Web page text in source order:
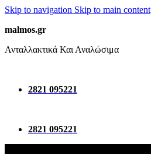
Skip to navigation Skip to main content
malmos.gr
Ανταλλακτικά Και Αναλώσιμα
2821 095221
2821 095221